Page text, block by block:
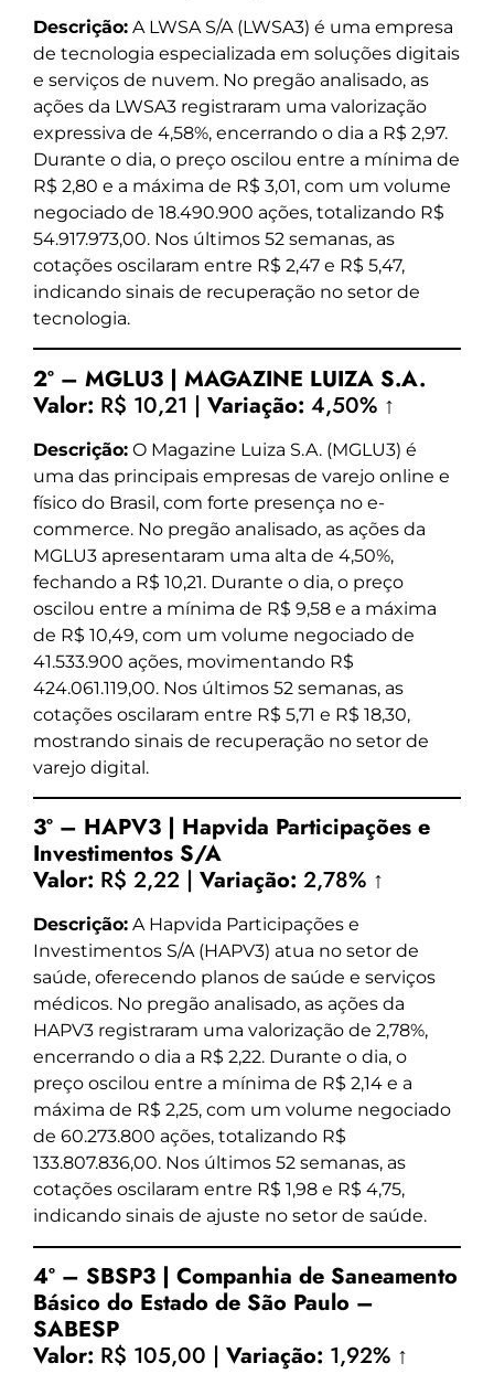
Descrição: A LWSA S/A (LWSA3) é uma empresa
de tecnologia especializada em soluções digitais
e serviços de nuvem. No pregão analisado, as
ações da LWSA3 registraram uma valorização
expressiva de 4,58%, encerrando o dia a R$ 2,97.
Durante o dia, o preço oscilou entre a mínima de
R$ 2,80 e a máxima de R$ 3,01, com um volume
negociado de 18.490.900 ações, totalizando R$
54.917.973,00. Nos últimos 52 semanas, as
cotações oscilaram entre R$ 2,47 e R$ 5,47,
indicando sinais de recuperação no setor de
tecnologia.
2º – MGLU3 | MAGAZINE LUIZA S.A.
Valor: R$ 10,21 | Variação: 4,50% ↑
Descrição: O Magazine Luiza S.A. (MGLU3) é
uma das principais empresas de varejo online e
físico do Brasil, com forte presença no e-
commerce. No pregão analisado, as ações da
MGLU3 apresentaram uma alta de 4,50%,
fechando a R$ 10,21. Durante o dia, o preço
oscilou entre a mínima de R$ 9,58 e a máxima
de R$ 10,49, com um volume negociado de
41.533.900 ações, movimentando R$
424.061.119,00. Nos últimos 52 semanas, as
cotações oscilaram entre R$ 5,71 e R$ 18,30,
mostrando sinais de recuperação no setor de
varejo digital.
3º – HAPV3 | Hapvida Participações e
Investimentos S/A
Valor: R$ 2,22 | Variação: 2,78% ↑
Descrição: A Hapvida Participações e
Investimentos S/A (HAPV3) atua no setor de
saúde, oferecendo planos de saúde e serviços
médicos. No pregão analisado, as ações da
HAPV3 registraram uma valorização de 2,78%,
encerrando o dia a R$ 2,22. Durante o dia, o
preço oscilou entre a mínima de R$ 2,14 e a
máxima de R$ 2,25, com um volume negociado
de 60.273.800 ações, totalizando R$
133.807.836,00. Nos últimos 52 semanas, as
cotações oscilaram entre R$ 1,98 e R$ 4,75,
indicando sinais de ajuste no setor de saúde.
4º – SBSP3 | Companhia de Saneamento
Básico do Estado de São Paulo –
SABESP
Valor: R$ 105,00 | Variação: 1,92% ↑